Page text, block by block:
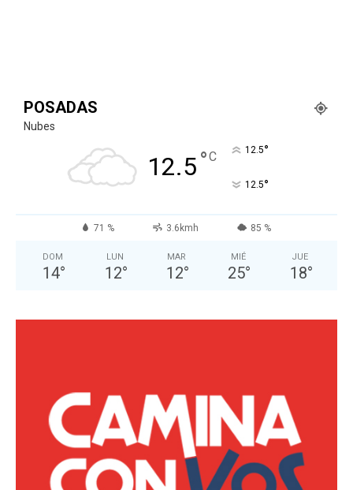
POSADAS
Nubes
12.5°C 12.5°
12.5°
71 % 3.6kmh 85 %
DOM
14°
LUN
12°
MAR
12°
MIÉ
25°
JUE
18°